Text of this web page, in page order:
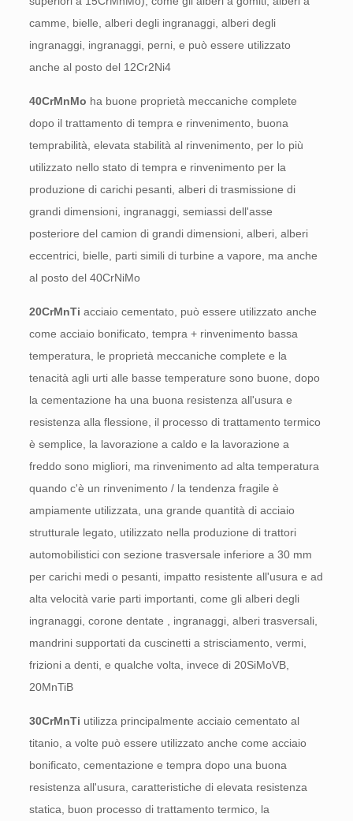
camme, bielle, alberi degli ingranaggi, alberi degli
ingranaggi, ingranaggi, perni, e può essere utilizzato
anche al posto del 12Cr2Ni4
40CrMnMo ha buone proprietà meccaniche complete
dopo il trattamento di tempra e rinvenimento, buona
temprabilità, elevata stabilità al rinvenimento, per lo più
utilizzato nello stato di tempra e rinvenimento per la
produzione di carichi pesanti, alberi di trasmissione di
grandi dimensioni, ingranaggi, semiassi dell'asse
posteriore del camion di grandi dimensioni, alberi, alberi
eccentrici, bielle, parti simili di turbine a vapore, ma anche
al posto del 40CrNiMo
20CrMnTi acciaio cementato, può essere utilizzato anche
come acciaio bonificato, tempra + rinvenimento bassa
temperatura, le proprietà meccaniche complete e la
tenacità agli urti alle basse temperature sono buone, dopo
la cementazione ha una buona resistenza all'usura e
resistenza alla flessione, il processo di trattamento termico
è semplice, la lavorazione a caldo e la lavorazione a
freddo sono migliori, ma rinvenimento ad alta temperatura
quando c'è un rinvenimento / la tendenza fragile è
ampiamente utilizzata, una grande quantità di acciaio
strutturale legato, utilizzato nella produzione di trattori
automobilistici con sezione trasversale inferiore a 30 mm
per carichi medi o pesanti, impatto resistente all'usura e ad
alta velocità varie parti importanti, come gli alberi degli
ingranaggi, corone dentate , ingranaggi, alberi trasversali,
mandrini supportati da cuscinetti a strisciamento, vermi,
frizioni a denti, e qualche volta, invece di 20SiMoVB,
20MnTiB
30CrMnTi utilizza principalmente acciaio cementato al
titanio, a volte può essere utilizzato anche come acciaio
bonificato, cementazione e tempra dopo una buona
resistenza all'usura, caratteristiche di elevata resistenza
statica, buon processo di trattamento termico, la